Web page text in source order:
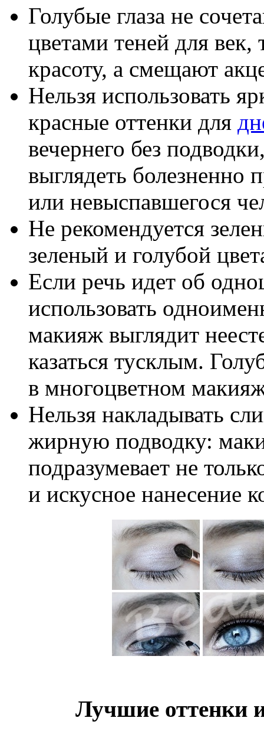
Голубые глаза не
цветами теней для
красоту, а смещают
Нельзя использовать
красные оттенки для
вечернего без
выглядеть болезненно
или невыспавшегося
Не рекомендуется
зеленый и голубой
Если речь идет об
использовать
макияж выглядит
казаться тусклым.
в многоцветном
Нельзя накладывать
жирную подводку:
подразумевает не
и искусное нанесение
Лучшие оттенки